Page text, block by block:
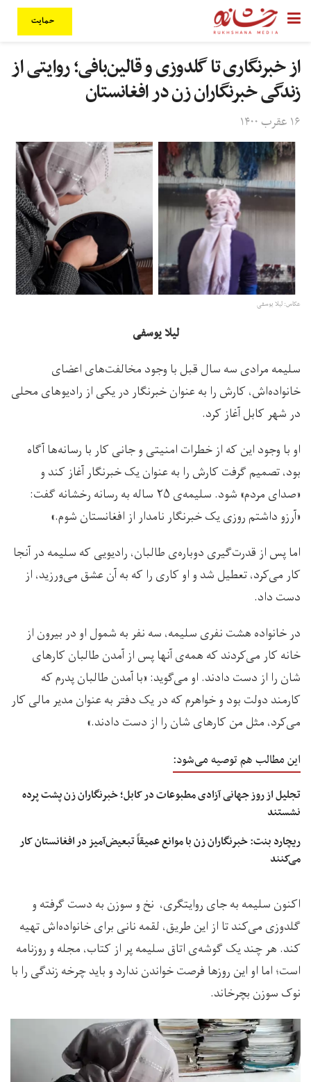
حمایت
از خبرنگاری تا گلدوزی و قالین‌بافی؛ روایتی از
زندگی خبرنگاران زن در افغانستان
۱۶ عقرب ۱۴۰۰
عکاس:‌ لیلا یوسفی
لیلا یوسفی
سلیمه مرادی سه سال قبل با وجود مخالفت‌های اعضای
خانواده‌‌اش، کارش را به عنوان خبرنگار در یکی از رادیوهای محلی
در شهر کابل آغاز کرد.
او با وجود این که از خطرات امنیتی و جانی کار با رسانه‌ها آگاه
بود، تصمیم گرفت کارش را به عنوان یک خبرنگار آغاز کند و
«صدای مردم» شود. سلیمه‌ی ۲۵ ساله به رسانه‌ رخشانه گفت:
«آرزو داشتم روزی یک خبرنگار نامدار از افغانستان شوم.»
اما پس از قدرت‌گیری دوباره‌ی طالبان، رادیویی که سلیمه در آنجا
کار می‌کرد، تعطیل شد و او کاری را که به آن عشق می‌ورزید، از
دست داد.
در خانواده هشت نفری سلیمه،‌ سه نفر به شمول او در بیرون از
خانه کار می‌کردند که همه‌ی آنها پس از آمدن طالبان کارهای
شان را از دست دادند. او می‌گوید: «با آمدن طالبان پدرم که
کارمند دولت بود و خواهرم که در یک دفتر به عنوان مدیر مالی کار
می‌کرد، مثل من کارهای شان را از دست دادند.»
این مطالب هم توصیه می‌شود:
تجلیل از روز جهانی آزادی مطبوعات در کابل؛ خبرنگاران زن پشت‌ پرده
نشستند
ریچارد بنت: خبرنگاران زن با موانع عمیقاً تبعیض‌آمیز در افغانستان کار
می‌کنند
اکنون سلیمه به جای روایتگری، نخ و سوزن به دست گرفته و
گلدوزی می‌کند تا از این طریق، لقمه نانی برای خانواده‌اش تهیه
کند. هر چند یک گوشه‌ی اتاق سلیمه پر از کتاب‌، مجله و روزنامه‌
است؛ اما او این روزها فرصت خواندن ندارد و باید چرخه زندگی را با
نوک سوزن بچرخاند.